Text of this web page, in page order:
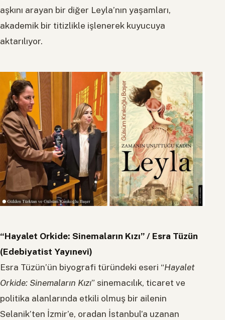
aşkını arayan bir diğer Leyla’nın yaşamları,
akademik bir titizlikle işlenerek kuyucuya
aktarılıyor.
“Hayalet Orkide: Sinemaların Kızı” / Esra Tüzün
(Edebiyatist Yayınevi)
Esra Tüzün’ün biyografi türündeki eseri “Hayalet
Orkide: Sinemaların Kızı” sinemacılık, ticaret ve
politika alanlarında etkili olmuş bir ailenin
Selanik’ten İzmir’e, oradan İstanbul’a uzanan